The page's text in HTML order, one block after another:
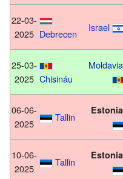
22-03-
2025 Debrecen
Israel
25-03-
2025 Chisináu
Moldavia
06-06-
2025
Tallin
Estonia
10-06-
2025
Tallin
Estonia